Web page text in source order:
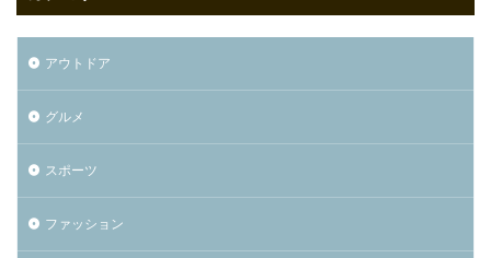
アウトドア
グルメ
スポーツ
ファッション